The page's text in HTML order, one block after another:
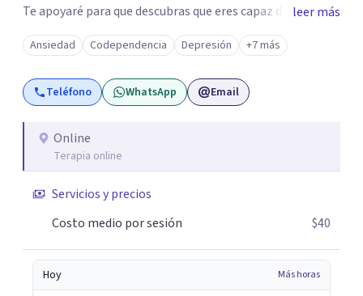
Te apoyaré para que descubras que eres capaz de
convertir los problemas en oportunidades Tú tienes
derecho a vivir con bienestar, sin culpas, sin
remordimientos y en plenitud. Con amor propio todo es
posible. En el viaje de tu vida. ¿Te das cuenta que tienes
objetivos pero también hay momentos en los que has
experimentado situaciones que no te favorecen y te
paso para encontrar soluciones.
leer más
Ansiedad Codependencia Depresión +7 más
Teléfono WhatsApp Email
Online
Terapia online
Servicios y precios
Costo medio por sesión
$40
Hoy Más horas